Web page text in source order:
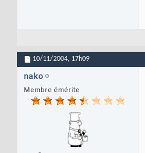
10/11/2004, 17h09
nako
Membre émérite